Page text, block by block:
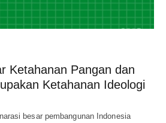
Ketahanan Pangan dan
Ketahanan Ideologi
besar pembangunan Indonesia